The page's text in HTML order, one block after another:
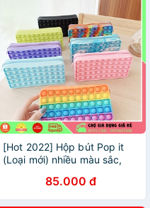
[Hot 2022] Hộp bút Pop it
(Loại mới) nhiều màu sắc,
đựng bút dễ thương cho Bé
85.000 đ